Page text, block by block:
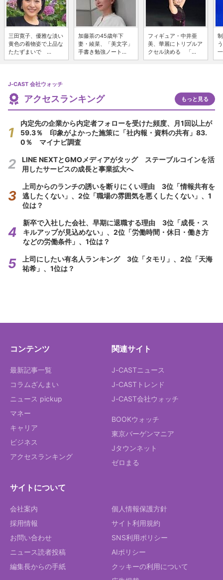
三田寛子、優雅な淡い
黄色の着物姿で上品な
たたずまいで ...
加藤茶の45歳年下
妻・綾菜、「美文字」
手書き勉強ノート...
フィギュア・中井亜
美、華麗にトリプルア
クセル決める 「...
J-CAST 会社ウォッチ
アクセスランキング もっと見る
内定先の企業から内定者フォローを受けた頻度、月1回以上が
59.3％ 印象がよかった施策に「社内報・資料の共有」83.
0％ マイナビ調査
LINE NEXTとGMOメディアがタッグ ステーブルコインを活
用したサービスの成長と事業拡大へ
上司からのランチの誘いを断りにくい理由 3位「情報共有を
逃したくない」、2位「職場の雰囲気を悪くしたくない」、1
位は？
新卒で入社した会社、早期に退職する理由 3位「成長・ス
キルアップが見込めない」、2位「労働時間・休日・働き方
などの労働条件」、1位は？
上司にしたい有名人ランキング 3位「タモリ」、2位「天海
祐希」、1位は？
コンテンツ
最新記事一覧
コラムざんまい
ニュース pickup
マネー
キャリア
ビジネス
アクセスランキング
関連サイト
J-CASTニュース
J-CASTトレンド
J-CAST会社ウォッチ
BOOKウォッチ
東京バーゲンマニア
Jタウンネット
ゼロまる
サイトについて
会社案内
採用情報
お問い合わせ
ニュース読者投稿
編集長からの手紙
個人情報保護方針
サイト利用規約
SNS利用ポリシー
AIポリシー
クッキーの利用について